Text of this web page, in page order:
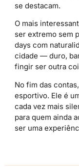
se destacam.
O mais
ser extremo sem
days com
cidade — duro,
fingir ser outra
No fim das
esportivo. Ele é
cada vez mais
para quem ainda
ser uma